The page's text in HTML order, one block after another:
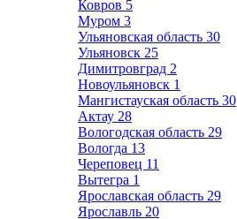
Ковров 5
Муром 3
Ульяновская область 30
Ульяновск 25
Димитровград 2
Новоульяновск 1
Мангистауская область 30
Актау 28
Вологодская область 29
Вологда 13
Череповец 11
Вытегра 1
Ярославская область 29
Ярославль 20